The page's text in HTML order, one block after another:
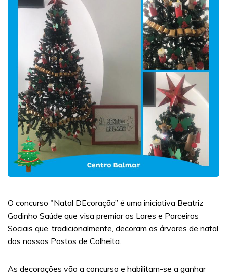
O concurso "Natal DEcoração” é uma iniciativa Beatriz
Godinho Saúde que visa premiar os Lares e Parceiros
Sociais que, tradicionalmente, decoram as árvores de natal
dos nossos Postos de Colheita.
As decorações vão a concurso e habilitam-se a ganhar